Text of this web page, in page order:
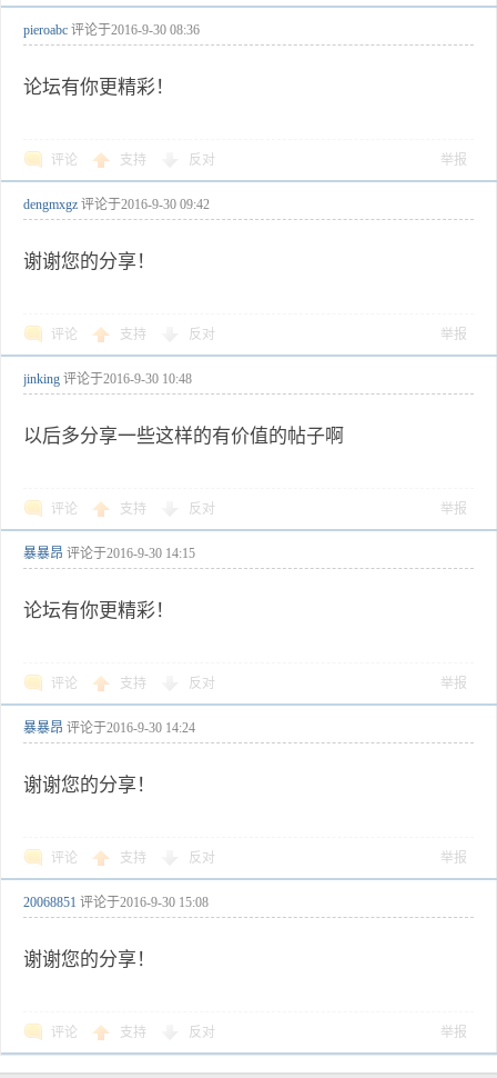
pieroabc 评论于2016-9-30 08:36
论坛有你更精彩！
评论 支持 反对 举报
dengmxgz 评论于2016-9-30 09:42
谢谢您的分享！
评论 支持 反对 举报
jinking 评论于2016-9-30 10:48
以后多分享一些这样的有价值的帖子啊
评论 支持 反对 举报
暴暴昂 评论于2016-9-30 14:15
论坛有你更精彩！
评论 支持 反对 举报
暴暴昂 评论于2016-9-30 14:24
谢谢您的分享！
评论 支持 反对 举报
20068851 评论于2016-9-30 15:08
谢谢您的分享！
评论 支持 反对 举报